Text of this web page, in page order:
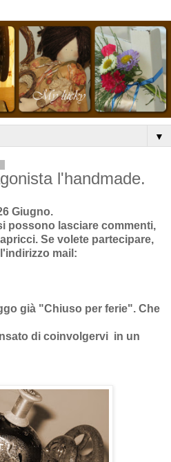
▼
l'handmade.
Giugno.
possono lasciare commenti,
Se volete partecipare,
mail:
già "Chiuso per ferie". Che
di coinvolgervi in un